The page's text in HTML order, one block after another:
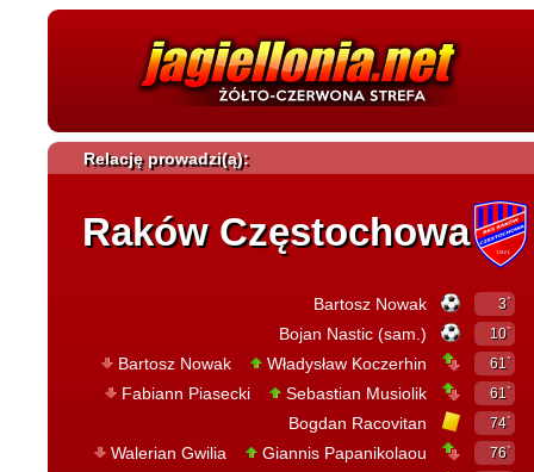
Relację prowadzi(ą):
Raków Częstochowa
Bartosz Nowak 3`
Bojan Nastic (sam.) 10`
Bartosz Nowak Władysław Koczerhin 61`
Fabiann Piasecki Sebastian Musiolik 61`
Bogdan Racovitan 74`
Walerian Gwilia Giannis Papanikolaou 76`